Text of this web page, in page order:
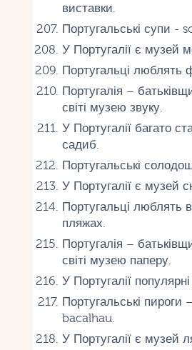
виставки.
Португальські супи -
У Португалії є музей
Португальці люблять
Португалія –
світі музею звуку.
У Португалії багато
садиб.
Португальські
У Португалії є музей
Португальці люблять
пляжах.
Португалія –
світі музею паперу.
У Португалії популярні
Португальські пироги
bacalhau.
У Португалії є музей